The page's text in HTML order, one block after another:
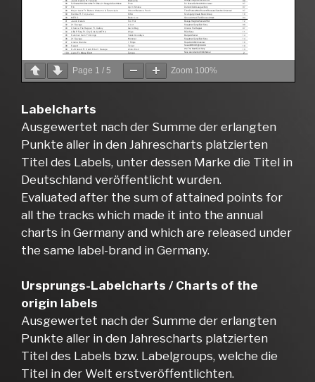
Page 1 / 5 Zoom 100%
Labelcharts
Ausgewertet nach der Summe der erlangten
Punkte aller in den Jahrescharts platzierten
Titel des Labels, unter dessen Marke die Titel in
Deutschland veröffentlicht wurden.
Evaluated after the sum of attained points for
all the tracks which made it into the annual
charts in Germany and which are released under
the same label-brand in Germany.
Ursprungs-Labelcharts / Charts of the
origin labels
Ausgewertet nach der Summe der erlangten
Punkte aller in den Jahrescharts platzierten
Titel des Labels bzw. Labelgroups, welche die
Titel in der Welt erstveröffentlichten.